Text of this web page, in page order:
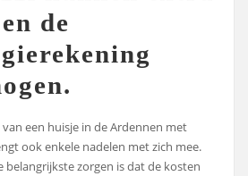
de
een huisje in de Ardennen met
ook enkele nadelen met zich mee.
belangrijkste zorgen is dat de kosten